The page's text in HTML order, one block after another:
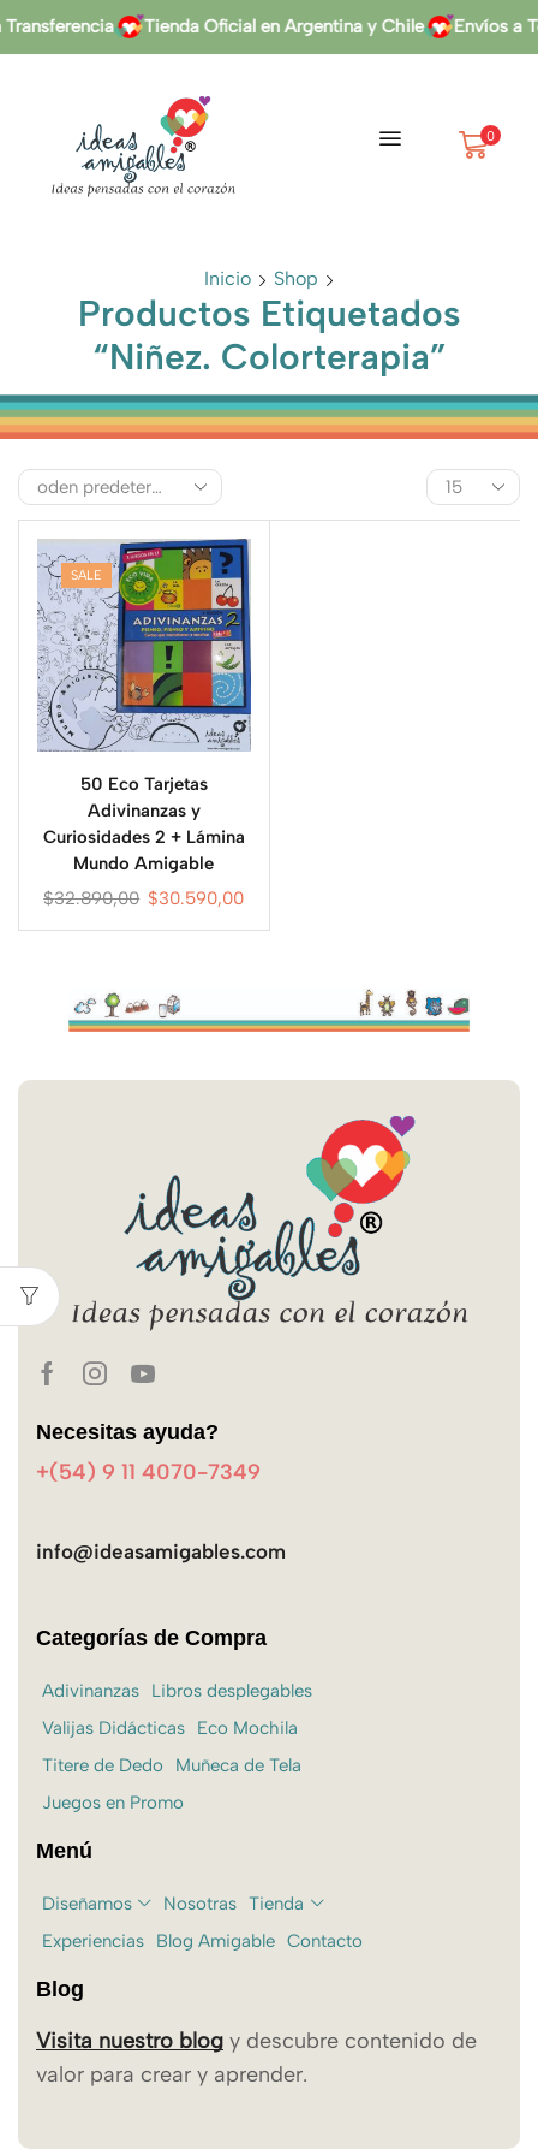
Tienda Oficial en Argentina y Chile Envíos a
0
Inicio Shop
Productos Etiquetados
“Niñez. Colorterapia”
SALE
50 Eco Tarjetas
Adivinanzas y
Curiosidades 2 + Lámina
Mundo Amigable
$32.890,00 $30.590,00
Necesitas ayuda?
+(54) 9 11 4070-7349
info@ideasamigables.com
Categorías de Compra
Adivinanzas
Libros desplegables
Valijas Didácticas
Eco Mochila
Titere de Dedo
Muñeca de Tela
Juegos en Promo
Menú
Diseñamos Nosotras Tienda
Experiencias
Blog Amigable Contacto
Blog
Visita nuestro blog y descubre contenido de
valor para crear y aprender.